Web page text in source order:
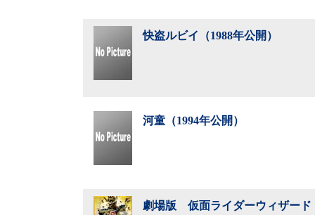
快盗ルビイ（1988年公開）
河童（1994年公開）
劇場版 仮面ライダーウィザー